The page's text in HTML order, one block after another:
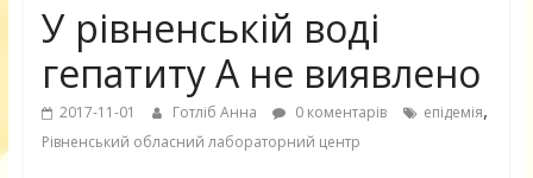
У рівненській воді
гепатиту А не виявлено
2017-11-01 Готліб Анна 0 коментарів епідемія,
Рівненський обласний лабораторний центр